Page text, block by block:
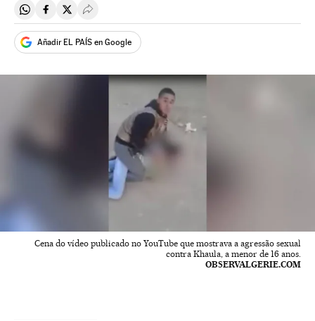
Compartir en Whatsapp
Compartir en Facebook
Compartir en Twitter
Desplegar Redes Sociales
Añadir EL PAÍS en Google
Cena do vídeo publicado no YouTube que mostrava a agressão sexual
contra Khaula, a menor de 16 anos.
OBSERVALGERIE.COM